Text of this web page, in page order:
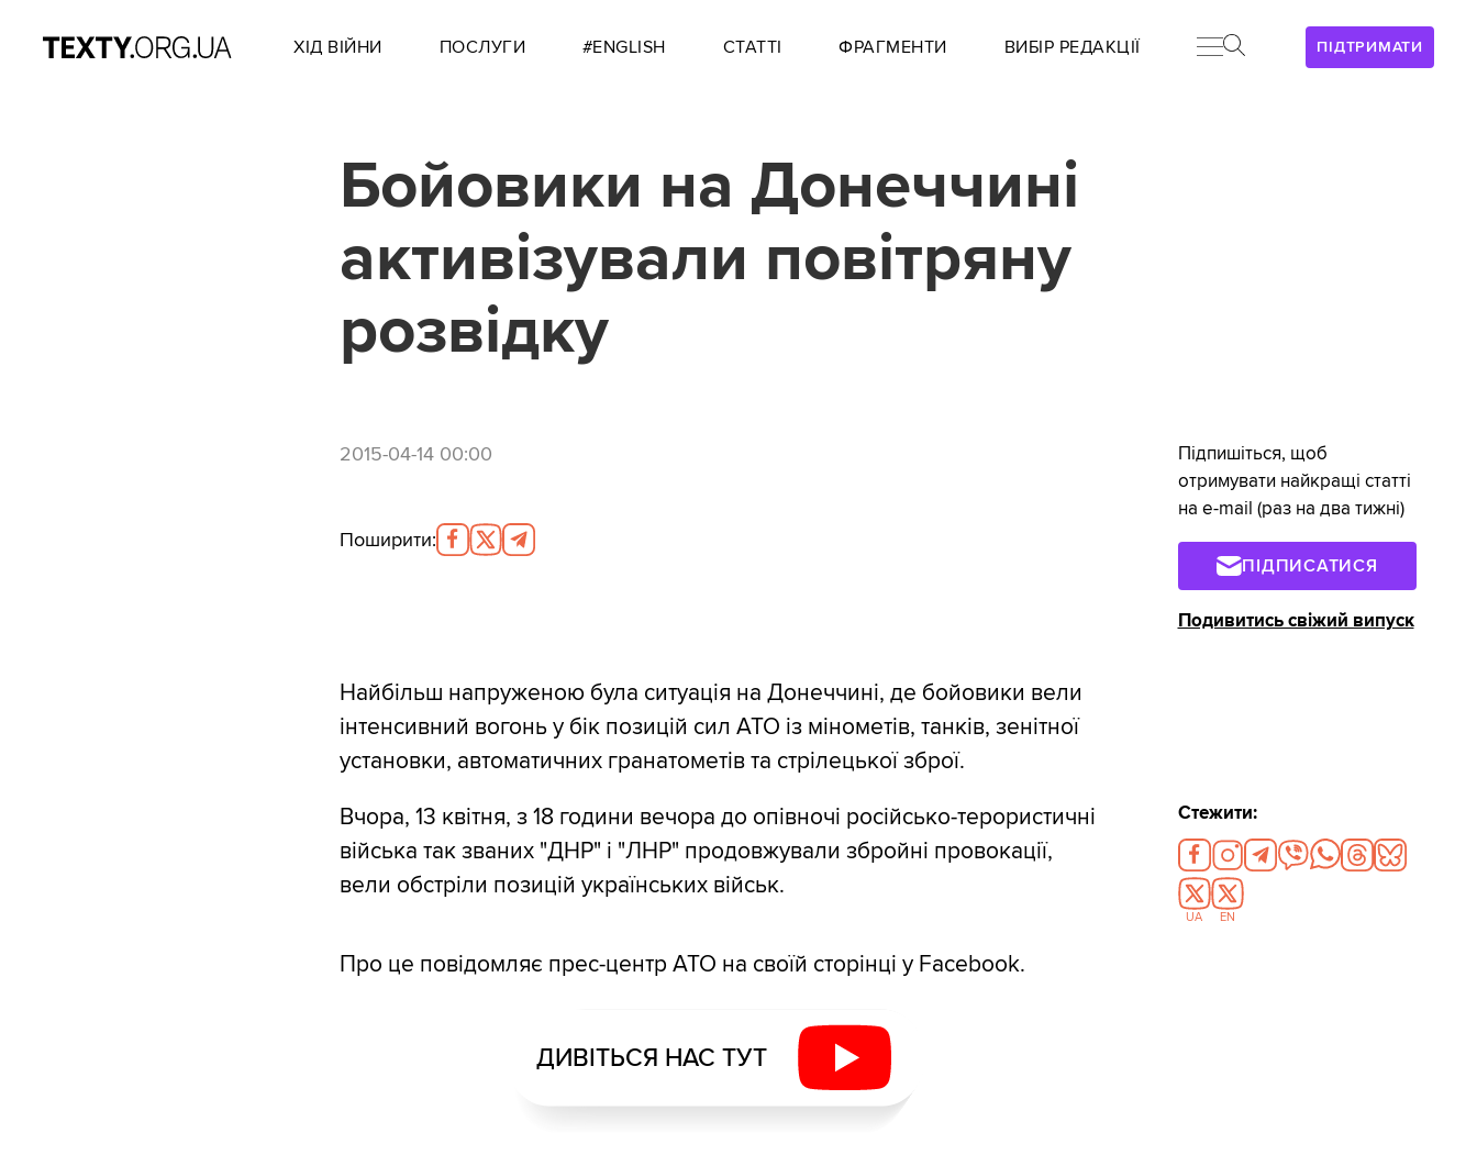
ПІДТРИМАТИ
ХІД ВІЙНИ ПОСЛУГИ #ENGLISH СТАТТІ ФРАГМЕНТИ ВИБІР РЕДАКЦІЇ
Бойовики на Донеччині
активізували повітряну
розвідку
2015-04-14 00:00
Поширити:
Найбільш напруженою була ситуація на Донеччині, де бойовики вели
інтенсивний вогонь у бік позицій сил АТО із мінометів, танків, зенітної
установки, автоматичних гранатометів та стрілецької зброї.
Вчора, 13 квітня, з 18 години вечора до опівночі російсько-терористичні
війська так званих "ДНР" і "ЛНР" продовжували збройні провокації,
вели обстріли позицій українських військ.
Про це повідомляє прес-центр АТО на своїй сторінці у Facebook.
ДИВІТЬСЯ НАС ТУТ
Підпишіться, щоб
отримувати найкращі статті
на e-mail (раз на два тижні)
ПІДПИСАТИСЯ
Подивитись свіжий випуск
Стежити:
UA EN